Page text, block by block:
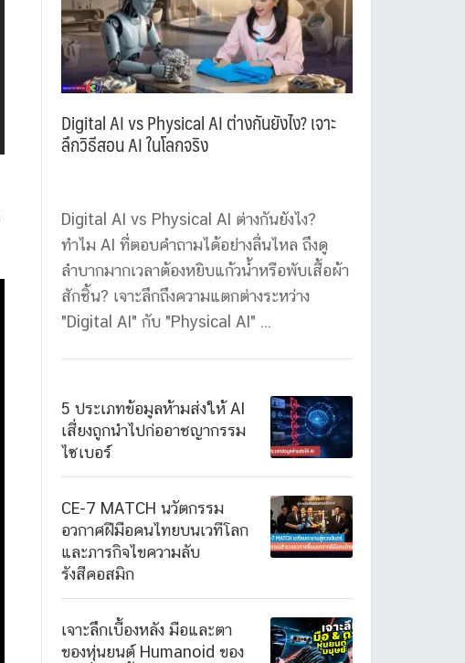
Digital AI vs Physical AI ต่างกันยังไง? เจาะ
ลึกวิธีสอน AI ในโลกจริง
Digital AI vs Physical AI ต่างกันยังไง?
ทำไม AI ที่ตอบคำถามได้อย่างลื่นไหล ถึงดู
ลำบากมากเวลาต้องหยิบแก้วน้ำหรือพับเสื้อผ้า
สักชิ้น? เจาะลึกถึงความแตกต่างระหว่าง
"Digital AI" กับ "Physical AI" ...
5 ประเภทข้อมูลห้ามส่งให้ AI
เสี่ยงถูกนำไปก่ออาชญากรรม
ไซเบอร์
CE-7 MATCH นวัตกรรม
อวกาศฝีมือคนไทยบนเวทีโลก
และภารกิจไขความลับ
รังสีคอสมิก
เจาะลึกเบื้องหลัง มือและตา
ของหุ่นยนต์ Humanoid ของ